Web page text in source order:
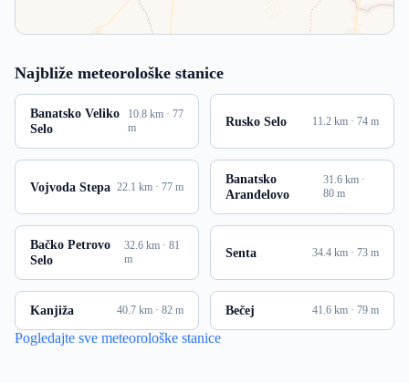
Najbliže meteorološke stanice
Banatsko Veliko
Selo
10.8 km · 77
m
Rusko Selo 11.2 km · 74 m
Vojvoda Stepa 22.1 km · 77 m
Banatsko
Aranđelovo
31.6 km ·
80 m
Bačko Petrovo
Selo
32.6 km · 81
m
Senta 34.4 km · 73 m
Kanjiža 40.7 km · 82 m Bečej 41.6 km · 79 m
Pogledajte sve meteorološke stanice